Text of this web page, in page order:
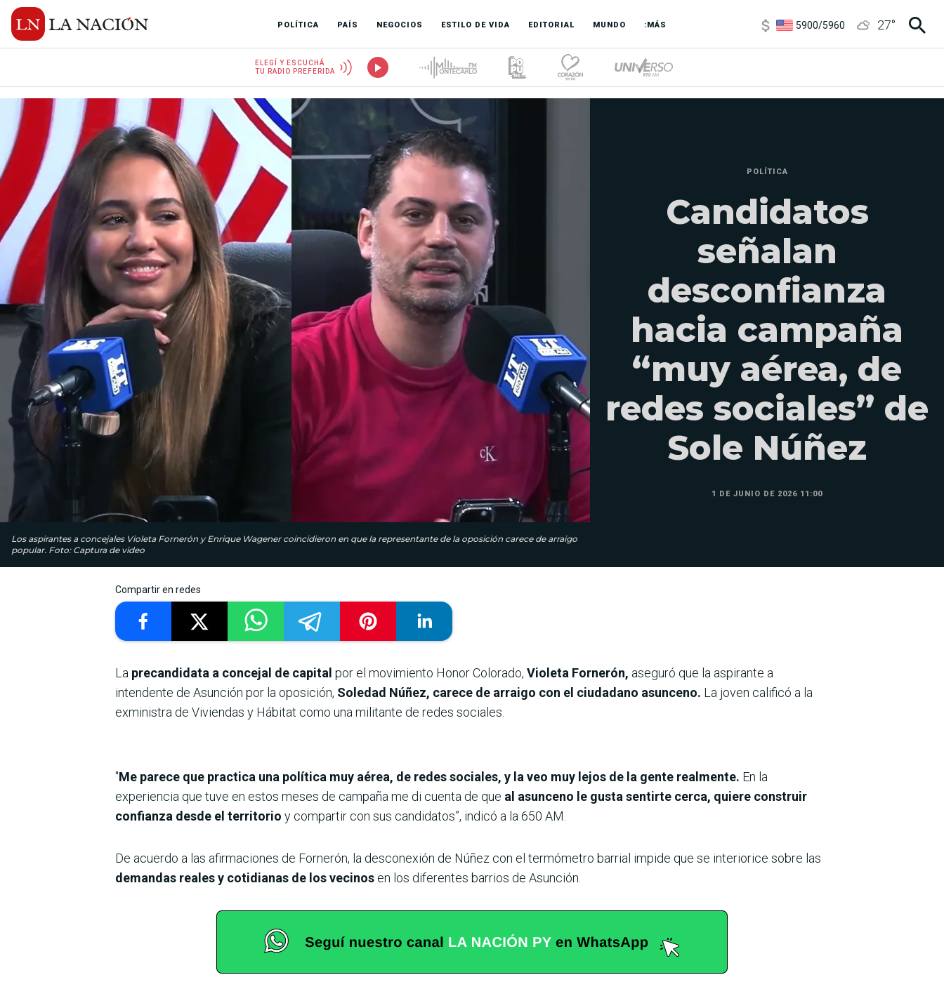
POLÍTICA PAÍS NEGOCIOS ESTILO DE VIDA EDITORIAL MUNDO :MÁS
1100/1160
27°
ELEGÍ Y ESCUCHÁ
TU RADIO PREFERIDA
Los aspirantes a concejales Violeta Fornerón y Enrique Wagener coincidieron en que la representante de la oposición carece de arraigo
popular. Foto: Captura de video
POLÍTICA
Candidatos
señalan
desconfianza
hacia campaña
“muy aérea, de
redes sociales” de
Sole Núñez
1 DE JUNIO DE 2026 11:00
Compartir en redes
La precandidata a concejal de capital por el movimiento Honor Colorado, Violeta Fornerón, aseguró que la aspirante a
intendente de Asunción por la oposición, Soledad Núñez, carece de arraigo con el ciudadano asunceno. La joven calificó a la
exministra de Viviendas y Hábitat como una militante de redes sociales.
"Me parece que practica una política muy aérea, de redes sociales, y la veo muy lejos de la gente realmente. En la
experiencia que tuve en estos meses de campaña me di cuenta de que al asunceno le gusta sentirte cerca, quiere construir
confianza desde el territorio y compartir con sus candidatos”, indicó a la 650 AM.
De acuerdo a las afirmaciones de Fornerón, la desconexión de Núñez con el termómetro barrial impide que se interiorice sobre las
demandas reales y cotidianas de los vecinos en los diferentes barrios de Asunción.